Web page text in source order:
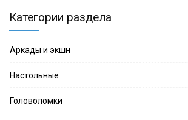
Категории раздела
Аркады и экшн
Настольные
Головоломки